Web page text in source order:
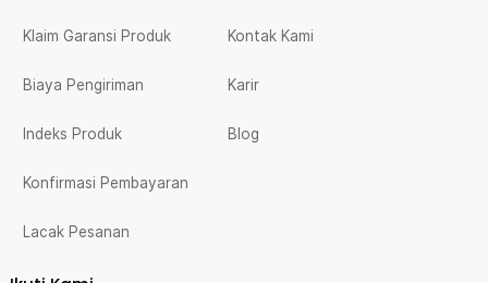
Klaim Garansi Produk
Biaya Pengiriman
Indeks Produk
Konfirmasi Pembayaran
Lacak Pesanan
Kontak Kami
Karir
Blog